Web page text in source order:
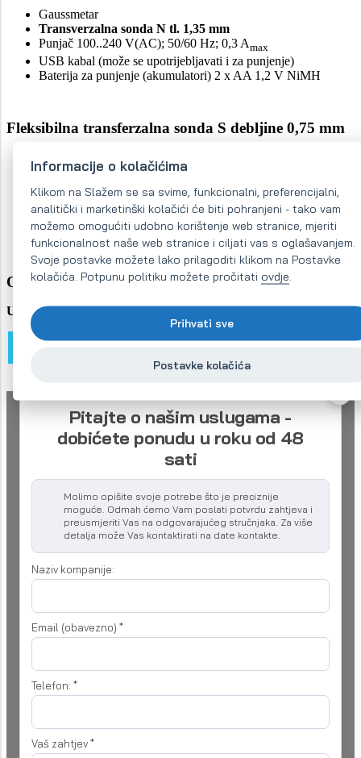
Informacije o kolačićima
Klikom na Slažem se sa svime, funkcionalni, preferencijalni,
analitički i marketinški kolačići će biti pohranjeni - tako vam
možemo omogućiti udobno korištenje web stranice, mjeriti
funkcionalnost naše web stranice i ciljati vas s oglašavanjem.
Svoje postavke možete lako prilagoditi klikom na Postavke
kolačića. Potpunu politiku možete pročitati ovdje
Prihvati sve
Postavke kolačića
Gaussmetar
Transverzalna sonda N tl. 1,35 mm
Punjač 100..240 V(AC); 50/60 Hz; 0,3 Amax
USB kabal (može se upotrijebljavati i za punjenje)
Baterija za punjenje (akumulatori) 2 x AA 1,2 V NiMH
Fleksibilna transferzalna sonda S debljine 0,75 mm
za ručni gausmetar MAGSYS
Debljina sonde 0,75 mm
Veličine sonde cca: 3,5 x 0,75 x 46 mm
Promjer (prečnik) Halove sonde Ø 0,15 mm
Duljina kabla prema sondi: 1,5 m
On-line prodaja uređaja za mjerenje
U našem e-shopu ćete sigurno moći napraviti pravi odabir
Pitajte o našim uslugama -
dobićete ponudu u roku od 48
sati
Molimo opišite svoje potrebe što je preciznije
moguće. Odmah ćemo Vam poslati potvrdu zahtjeva i
preusmjeriti Vas na odgovarajućeg stručnjaka. Za više
detalja može Vas kontaktirati na date kontakte.
Naziv kompanije:
Email (obavezno) *
Telefon: *
Vaš zahtjev*